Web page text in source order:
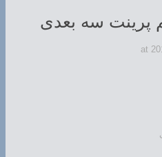
پرینت سه بعدی
at